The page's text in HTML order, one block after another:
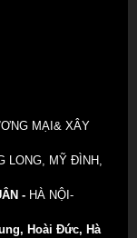
MẠI& XÂY
LONG, MỸ ĐÌNH,
- HÀ NỘI-
Hoài Đức, Hà